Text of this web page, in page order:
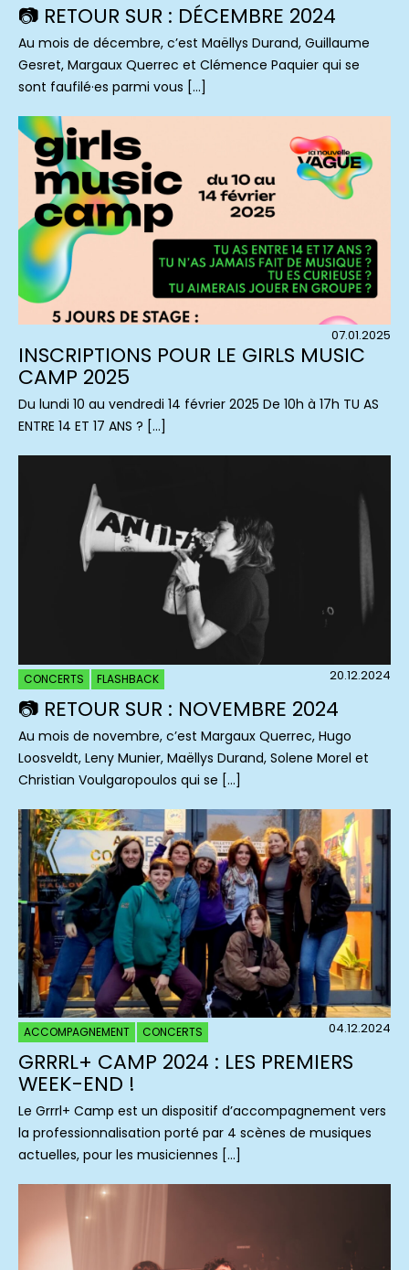
📷 RETOUR SUR : DÉCEMBRE 2024
Au mois de décembre, c’est Maëllys Durand, Guillaume
Gesret, Margaux Querrec et Clémence Paquier qui se
sont faufilé·es parmi vous […]
07.01.2025
INSCRIPTIONS POUR LE GIRLS MUSIC
CAMP 2025
Du lundi 10 au vendredi 14 février 2025 De 10h à 17h TU AS
ENTRE 14 ET 17 ANS ? […]
CONCERTS FLASHBACK 20.12.2024
📷 RETOUR SUR : NOVEMBRE 2024
Au mois de novembre, c’est Margaux Querrec, Hugo
Loosveldt, Leny Munier, Maëllys Durand, Solene Morel et
Christian Voulgaropoulos qui se […]
ACCOMPAGNEMENT CONCERTS 04.12.2024
GRRRL+ CAMP 2024 : LES PREMIERS
WEEK-END !
Le Grrrl+ Camp est un dispositif d’accompagnement vers
la professionnalisation porté par 4 scènes de musiques
actuelles, pour les musiciennes […]